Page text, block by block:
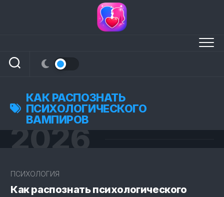
КАК РАСПОЗНАТЬ
ПСИХОЛОГИЧЕСКОГО
ВАМПИРОВ
2026
ПСИХОЛОГИЯ
Как распознать психологического